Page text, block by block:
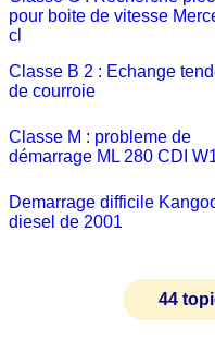
pour boite de vitesse
cl
Classe B 2 : Echange
de courroie
Classe M : probleme de
démarrage ML 280 CDI
Demarrage difficile
diesel de 2001
44